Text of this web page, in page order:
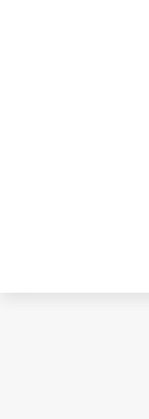
Copot dan Masuk